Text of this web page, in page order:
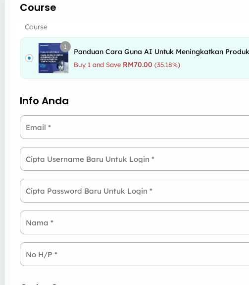
Course
Course
1
Panduan Cara Guna AI Untuk Meningkatkan
Buy 1 and Save RM70.00 (35.18%)
Info Anda
Email *
Cipta Username Baru Untuk Login *
Cipta Password Baru Untuk Login *
Nama *
No H/P *